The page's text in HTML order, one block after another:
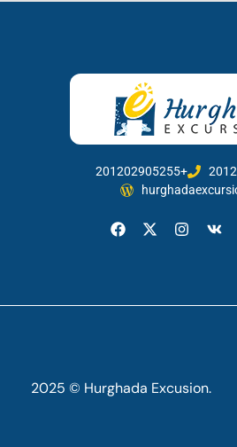
201202905255+
2025 © Hurghada Excusion.